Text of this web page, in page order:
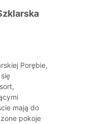
Porębie,
mają do
pokoje